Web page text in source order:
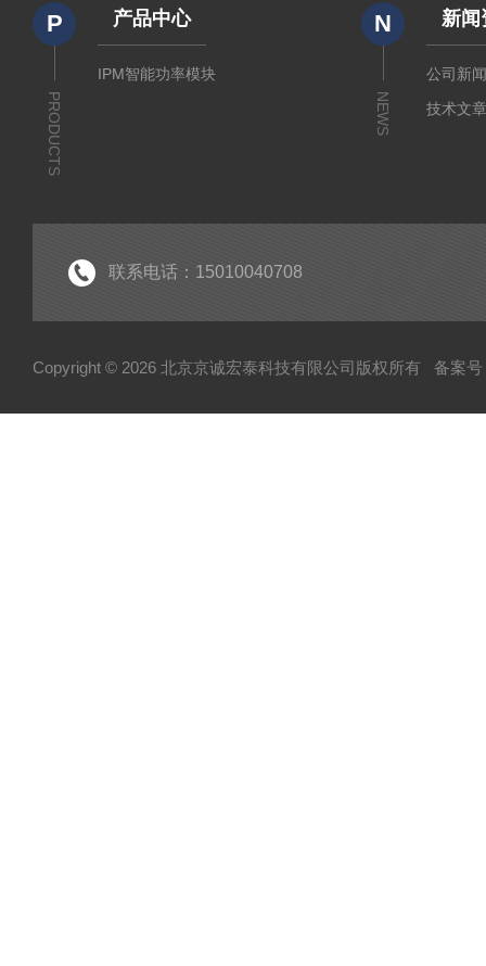
P
PRODUCTS
产品中心
IPM智能功率模块
N
NEWS
新闻
公司新
技术文
联系电话：15010040708
Copyright © 2026 北京京诚宏泰科技有限公司版权所有 备案号